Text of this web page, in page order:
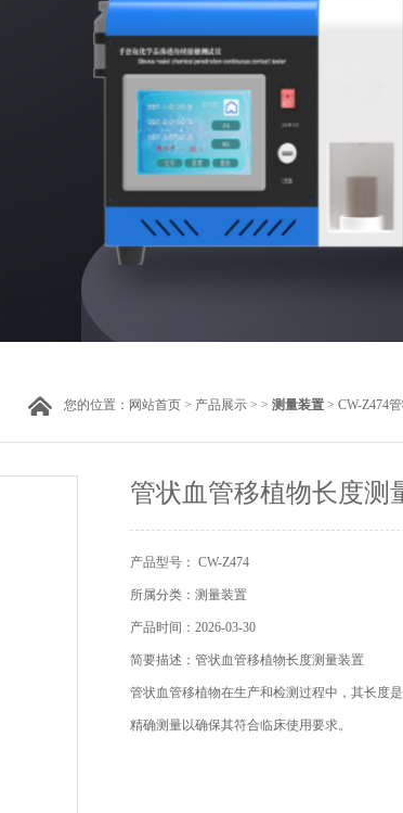
您的位置： 网站首页 > 产品展示 > > 测量装置 > CW-Z474
管状血管移植物长度测
产品型号： CW-Z474
所属分类：测量装置
产品时间：2026-03-30
简要描述：管状血管移植物长度测量装置
管状血管移植物在生产和检测过程中，其长度
精确测量以确保其符合临床使用要求。